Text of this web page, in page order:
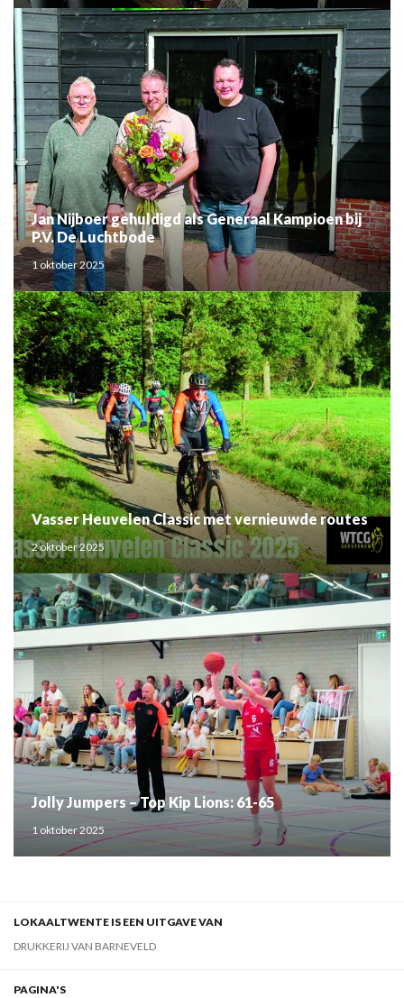
Jan Nijboer gehuldigd als Generaal Kampioen bij
P.V. De Luchtbode
1 oktober 2025
Vasser Heuvelen Classic met vernieuwde routes
2 oktober 2025
Jolly Jumpers – Top Kip Lions: 61-65
1 oktober 2025
LOKAALTWENTE IS EEN UITGAVE VAN
DRUKKERIJ VAN BARNEVELD
PAGINA'S